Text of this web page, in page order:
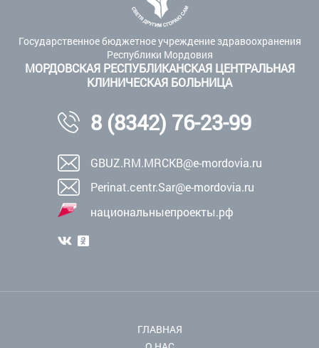
Государственное бюджетное учреждение здравоохранения
Республики Мордовия
МОРДОВСКАЯ РЕСПУБЛИКАНСКАЯ ЦЕНТРАЛЬНАЯ
КЛИНИЧЕСКАЯ БОЛЬНИЦА
8 (8342) 76-23-99
GBUZ.RM.MRCKB@e-mordovia.ru
Perinat.centr.Sar@e-mordovia.ru
национальныепроекты.рф
ГЛАВНАЯ